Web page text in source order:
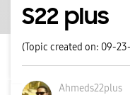
S22 plus
(Topic created on: 09-
Ahmeds22plus